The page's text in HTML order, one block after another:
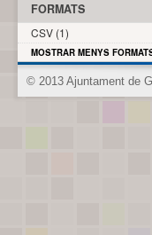
FORMATS
CSV (1)
MOSTRAR MENYS
© 2013 Ajuntament de